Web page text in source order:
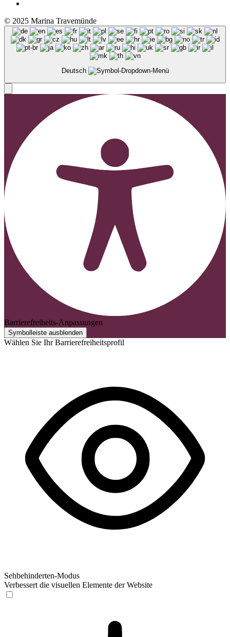
© 2025 Marina Travemünde
Deutsch
Barrierefreiheits-Anpassungen
Symbolleiste ausblenden
Wählen Sie Ihr Barrierefreiheitsprofil
Sehbehinderten-Modus
Verbessert die visuellen Elemente der Website